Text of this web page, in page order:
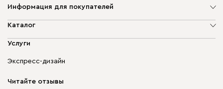
Информация для покупателей
О компании
Доставка и оплата
диван.клуб
Карьера
Каталог
Мягкая мебель
Бескаркасная мебель
Столы и стулья
Услуги
Экспресс-дизайн
Читайте отзывы